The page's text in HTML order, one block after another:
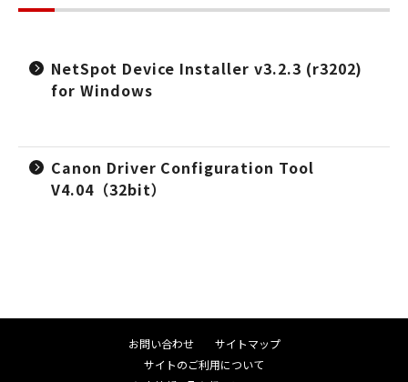
NetSpot Device Installer v3.2.3 (r3202)
for Windows
Canon Driver Configuration Tool
V4.04（32bit）
お問い合わせ
サイトマップ
サイトのご利用について